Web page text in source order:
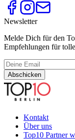
Newsletter
Melde Dich für den
Empfehlungen für
Abschicken
Kontakt
Über uns
Top10 Partner